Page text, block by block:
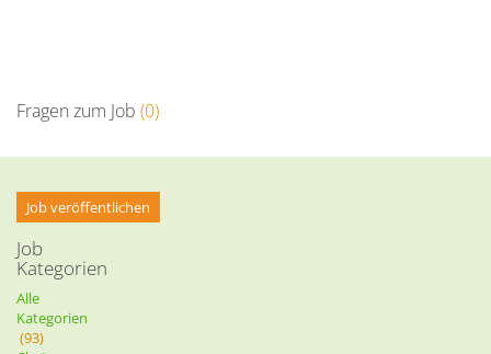
Fragen zum Job (0)
Job veröffentlichen
Job
Kategorien
Alle
Kategorien
(93)